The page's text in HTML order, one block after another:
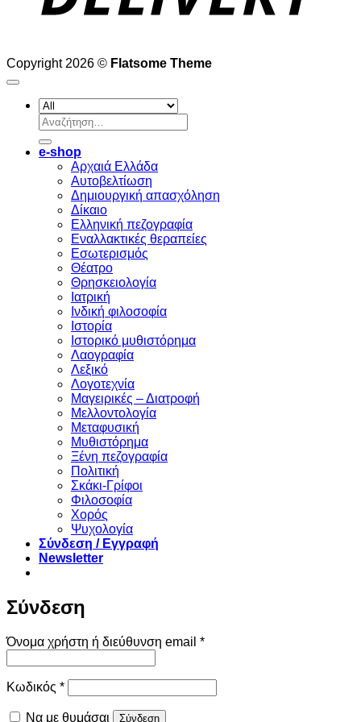
Copyright 2026 © Flatsome Theme
Αναζήτηση
για:
e-shop
Αρχαιά Ελλάδα
Aυτοβελτίωση
Δημιουργική απασχόληση
Δίκαιο
Ελληνική πεζογραφία
Eναλλακτικές θεραπείες
Eσωτερισμός
Θέατρο
Θρησκειολογία
Ιατρική
Ινδική φιλοσοφία
Ιστορία
Ιστορικό μυθιστόρημα
Λαογραφία
Λεξικό
Λογοτεχνία
Μαγειρικές – Διατροφή
Μελλοντολογία
Μεταφυσική
Μυθιστόρημα
Ξένη πεζογραφία
Πολιτική
Σκάκι-Γρίφοι
Φιλοσοφία
Χορός
Ψυχολογία
Σύνδεση / Εγγραφή
Newsletter
Σύνδεση
Όνομα χρήστη ή διεύθυνση email *Απαιτείται
Κωδικός *Απαιτείται
Να με θυμάσαι Σύνδεση